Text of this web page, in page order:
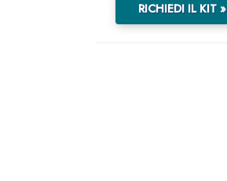
RICHIEDI IL KIT »